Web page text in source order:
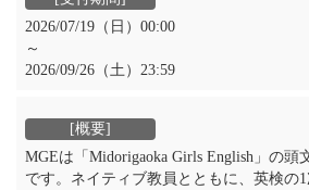
2026/07/19（日）00:00
～
2026/09/26（土）23:59
MGEは「Midorigaoka Girls English」の頭
です。ネイティブ教員とともに、英検の